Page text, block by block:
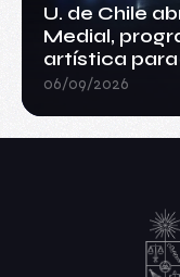
U. de Chile
Medial,
artística
06/09/2026